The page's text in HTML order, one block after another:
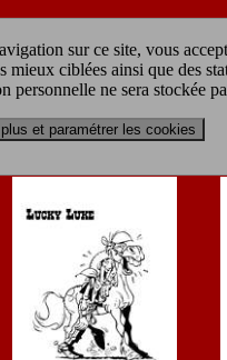
sur ce site, vous
mieux ciblées ainsi que des
personnelle ne sera stockée
et paramétrer les cookies